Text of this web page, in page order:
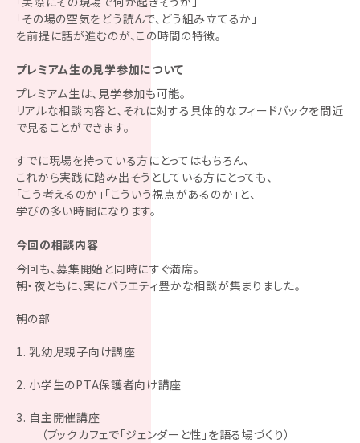
「その場の空気をどう読んで、どう組み立てるか」
を前提に話が進むのが、この時間の特徴。
プレミアム生の見学参加について
プレミアム生は、見学参加も可能。
リアルな相談内容と、それに対する具体的なフィードバックを間近
で見ることができます。
すでに現場を持っている方にとってはもちろん、
これから実践に踏み出そうとしている方にとっても、
「こう考えるのか」「こういう視点があるのか」と、
学びの多い時間になります。
今回の相談内容
今回も、募集開始と同時にすぐ満席。
朝・夜ともに、実にバラエティ豊かな相談が集まりました。
朝の部
乳幼児親子向け講座
小学生のPTA保護者向け講座
自主開催講座
（ブックカフェで「ジェンダーと性」を語る場づくり）